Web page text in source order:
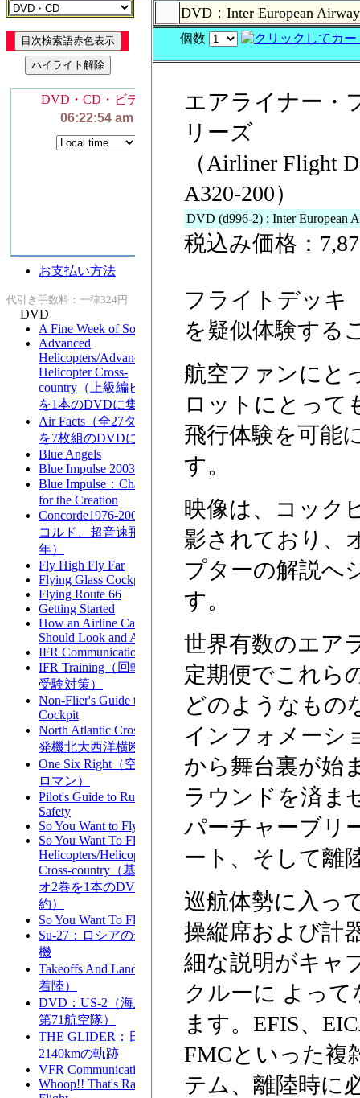
DVD：Inter European
個数
エアライナー・
リーズ
（Airliner Flight
A320-200）
DVD (d996-2) : Inter European
税込み価格：
フライトデッキ
を疑似体験する
航空ファンにと
ロットにとって
飛行体験を可能
す。
映像は、コック
影されており、
プターの解説へ
す。
世界有数のエア
定期便でこれら
どのようなもの
インフォメーシ
から舞台裏が始
ラウンドを済ま
パーチャーブリ
ート、そして離
巡航体勢に入っ
操縦席および計
細な説明がキャ
クルーに よって
ます。EFIS、
FMCといった複
テム、離陸時に